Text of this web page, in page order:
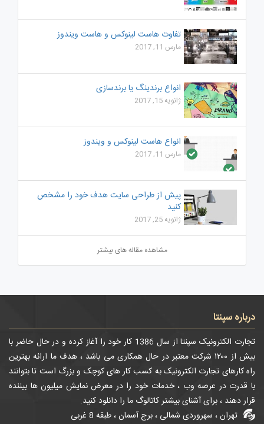
تفاوت هاست لینوکس و هاست ویندوز
مارس 11, 2017
انواع برندینگ یا برندسازی
ژانویه 15, 2017
انواع هاست لینوکس و ویندوز
مارس 11, 2017
پیش از طراحی سایت هدف خود را مشخص
کنید
ژانویه 25, 2017
مشاهده مقاله های بیشتر
درباره سپنتا
تجارت الکترونیک سپنتا از سال 1386 کار خود را آغاز کرده و در حال حاضر با
بیش از ۱۲۰۰ شرکت معتبر در حال همکاری می باشد ، هدف ما ارائه بهترین
راه کارهای تجارت الکترونیک به کسب کار های کوچک و بزرگ است تا بتوانند
با قدرت در عرصه وب ، خدمات خود را در معرض نمایش میلیون ها بیننده
قرار دهند ، برای آشنای بیشتر کاتالوگ ما را دانلود کنید.
تهران ، سهروردی شمالی ، برج آسمان ، طبقه 8 غربی